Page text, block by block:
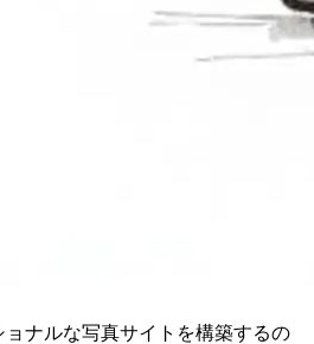
ョナルな写真サイトを構築するの